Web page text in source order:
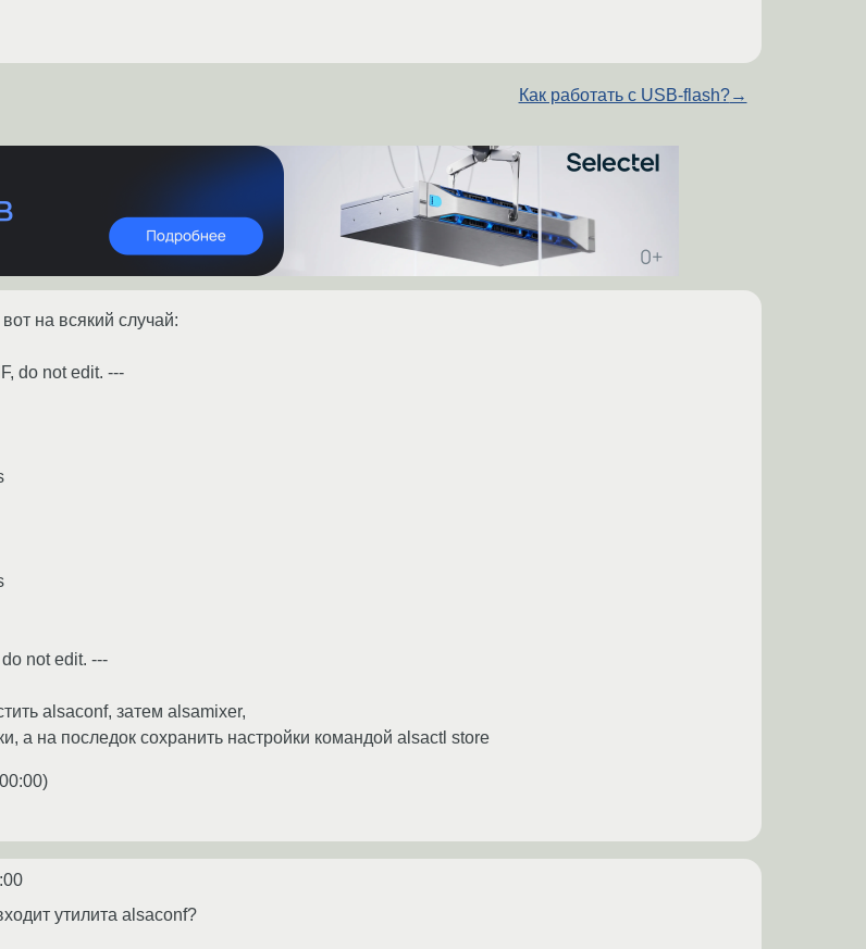
Как работать с USB-flash?→
на всякий случай:
do not edit. ---
not edit. ---
alsaconf, затем alsamixer,
а на последок сохранить настройки командой alsactl store
)
утилита alsaconf?